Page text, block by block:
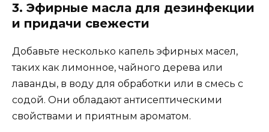
3. Эфирные масла для дезинфекции
и придачи свежести
Добавьте несколько капель эфирных масел,
таких как лимонное, чайного дерева или
лаванды, в воду для обработки или в смесь с
содой. Они обладают антисептическими
свойствами и приятным ароматом.